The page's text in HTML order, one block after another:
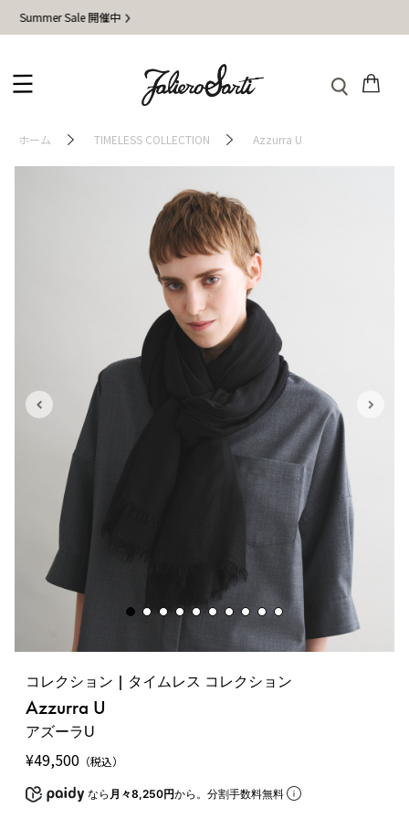
開催中
ホーム TIMELESS COLLECTION Azzurra U
コレクション | タイムレス コレクション
Azzurra U
アズーラU
¥49,500 （税込）
なら 月々8,250円から。分割手数料無料